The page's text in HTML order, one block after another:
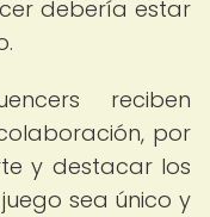
debería estar
reciben
por
y destacar los
sea único y